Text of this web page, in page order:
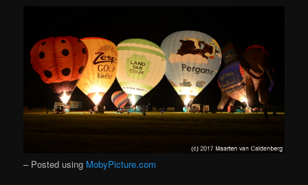
– Posted using MobyPicture.com